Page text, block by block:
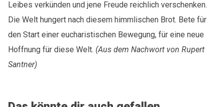
Leibes verkünden und jene Freude reichlich verschenken.
Die Welt hungert nach diesem himmlischen Brot. Bete für
den Start einer eucharistischen Bewegung, für eine neue
Hoffnung für diese Welt. (Aus dem Nachwort von Rupert
Santner)